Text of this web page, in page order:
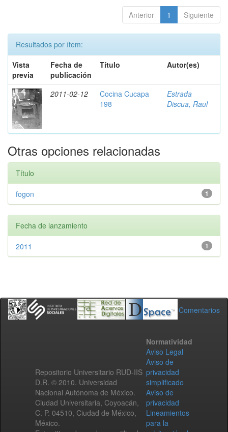
Anterior 1 Siguiente
Resultados por ítem:
Vista
previa
Fecha de
publicación
Título Autor(es)
2011-02-12
Cocina Cucapa
198
Estrada
Discua, Raul
Otras opciones relacionadas
Título
1
fogon
Fecha de lanzamiento
1
2011
Comentarios
Repositorio Universitario RUD-IIS
D.R. © 2010. Universidad
Nacional Autónoma de México.
Ciudad Universitaria, Coyoacán,
C. P. 04510, Ciudad de México,
México.
Normatividad
Aviso Legal
Aviso de
privacidad
simplificado
Aviso de
privacidad
Lineamientos
para la